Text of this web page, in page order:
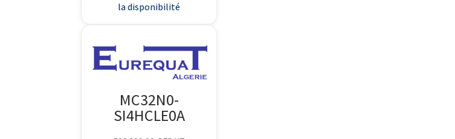
la disponibilité
MC32N0-
SI4HCLE0A